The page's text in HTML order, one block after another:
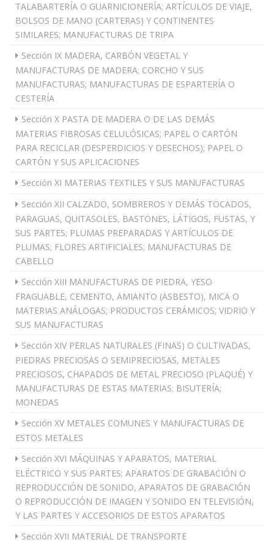
TALABARTERÍA O GUARNICIONERÍA; ARTÍCULOS DE VIAJE,
BOLSOS DE MANO (CARTERAS) Y CONTINENTES
SIMILARES; MANUFACTURAS DE TRIPA
Sección IX MADERA, CARBÓN VEGETAL Y
MANUFACTURAS DE MADERA; CORCHO Y SUS
MANUFACTURAS; MANUFACTURAS DE ESPARTERÍA O
CESTERÍA
Sección X PASTA DE MADERA O DE LAS DEMÁS
MATERIAS FIBROSAS CELULÓSICAS; PAPEL O CARTÓN
PARA RECICLAR (DESPERDICIOS Y DESECHOS); PAPEL O
CARTÓN Y SUS APLICACIONES
Sección XI MATERIAS TEXTILES Y SUS MANUFACTURAS
Sección XII CALZADO, SOMBREROS Y DEMÁS TOCADOS,
PARAGUAS, QUITASOLES, BASTONES, LÁTIGOS, FUSTAS, Y
SUS PARTES; PLUMAS PREPARADAS Y ARTÍCULOS DE
PLUMAS; FLORES ARTIFICIALES; MANUFACTURAS DE
CABELLO
Sección XIII MANUFACTURAS DE PIEDRA, YESO
FRAGUABLE, CEMENTO, AMIANTO (ASBESTO), MICA O
MATERIAS ANÁLOGAS; PRODUCTOS CERÁMICOS; VIDRIO Y
SUS MANUFACTURAS
Sección XIV PERLAS NATURALES (FINAS) O CULTIVADAS,
PIEDRAS PRECIOSAS O SEMIPRECIOSAS, METALES
PRECIOSOS, CHAPADOS DE METAL PRECIOSO (PLAQUÉ) Y
MANUFACTURAS DE ESTAS MATERIAS; BISUTERÍA;
MONEDAS
Sección XV METALES COMUNES Y MANUFACTURAS DE
ESTOS METALES
Sección XVI MÁQUINAS Y APARATOS, MATERIAL
ELÉCTRICO Y SUS PARTES; APARATOS DE GRABACIÓN O
REPRODUCCIÓN DE SONIDO, APARATOS DE GRABACIÓN
O REPRODUCCIÓN DE IMAGEN Y SONIDO EN TELEVISIÓN,
Y LAS PARTES Y ACCESORIOS DE ESTOS APARATOS
Sección XVII MATERIAL DE TRANSPORTE